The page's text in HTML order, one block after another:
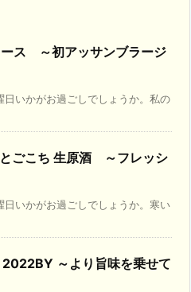
ス ～初アッサンブラージ
いかがお過ごしでしょうか。私の
ごこち 生原酒 ～フレッシ
いかがお過ごしでしょうか。寒い
～より旨味を乗せて